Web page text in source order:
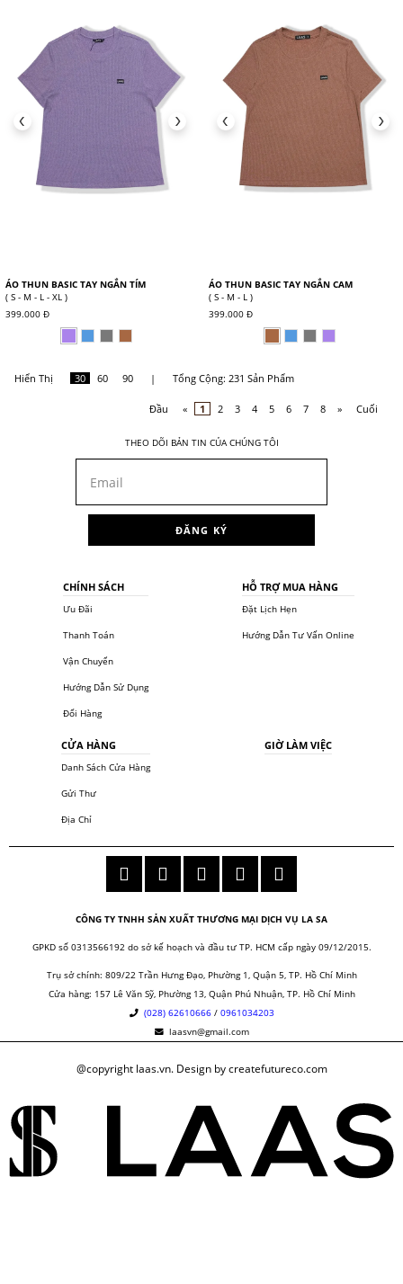
ÁO THUN BASIC TAY NGẮN TÍM
( S - M - L - XL )
399.000 Đ
ÁO THUN BASIC TAY NGẮN CAM
( S - M - L )
399.000 Đ
Hiển Thị 30 60 90 | Tổng Cộng: 231 Sản Phẩm
Đầu « 1 2 3 4 5 6 7 8 » Cuối
THEO DÕI BẢN TIN CỦA CHÚNG TÔI
ĐĂNG KÝ
CHÍNH SÁCH
Ưu Đãi
Thanh Toán
Vận Chuyển
Hướng Dẫn Sử Dụng
Đổi Hàng
HỖ TRỢ MUA HÀNG
Đặt Lịch Hẹn
Hướng Dẫn Tư Vấn Online
CỬA HÀNG
Danh Sách Cửa Hàng
Gửi Thư
Địa Chỉ
GIỜ LÀM VIỆC
CÔNG TY TNHH SẢN XUẤT THƯƠNG MẠI DỊCH VỤ LA SA
GPKD số 0313566192 do sở kế hoạch và đầu tư TP. HCM cấp ngày 09/12/2015.
Trụ sở chính: 809/22 Trần Hưng Đạo, Phường 1, Quận 5, TP. Hồ Chí Minh
Cửa hàng: 157 Lê Văn Sỹ, Phường 13, Quận Phú Nhuận, TP. Hồ Chí Minh
(028) 62610666/ 0961034203
laasvn@gmail.com
@copyright laas.vn. Design by createfutureco.com